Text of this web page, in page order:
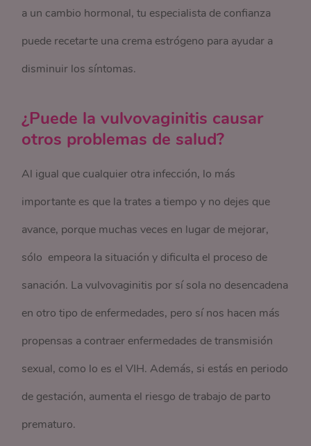
a un cambio hormonal, tu especialista de confianza
puede recetarte una crema estrógeno para ayudar a
disminuir los síntomas.
¿Puede la vulvovaginitis causar
otros problemas de salud?
Al igual que cualquier otra infección, lo más
importante es que la trates a tiempo y no dejes que
avance, porque muchas veces en lugar de mejorar,
sólo empeora la situación y dificulta el proceso de
sanación. La vulvovaginitis por sí sola no desencadena
en otro tipo de enfermedades, pero sí nos hacen más
propensas a contraer enfermedades de transmisión
sexual, como lo es el VIH. Además, si estás en periodo
de gestación, aumenta el riesgo de trabajo de parto
prematuro.